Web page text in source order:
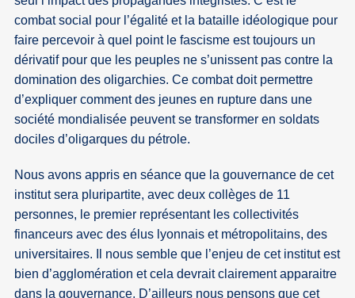
combat social pour l’égalité et la bataille idéologique pour
faire percevoir à quel point le fascisme est toujours un
dérivatif pour que les peuples ne s’unissent pas contre la
domination des oligarchies. Ce combat doit permettre
d’expliquer comment des jeunes en rupture dans une
société mondialisée peuvent se transformer en soldats
dociles d’oligarques du pétrole.
Nous avons appris en séance que la gouvernance de cet
institut sera pluripartite, avec deux collèges de 11
personnes, le premier représentant les collectivités
financeurs avec des élus lyonnais et métropolitains, des
universitaires. Il nous semble que l’enjeu de cet institut est
bien d’agglomération et cela devrait clairement apparaitre
dans la gouvernance. D’ailleurs nous pensons que cet